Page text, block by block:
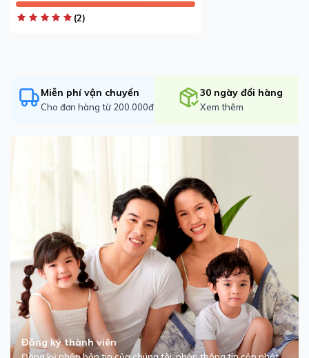
(2)
Miễn phí vận chuyển
Cho đơn hàng từ 200.000đ
30 ngày đổi hàng
Xem thêm
Đăng ký thành viên